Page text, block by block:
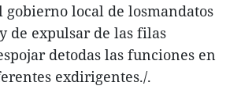
local de losmandatos
de expulsar de las filas
detodas las funciones en
exdirigentes./.